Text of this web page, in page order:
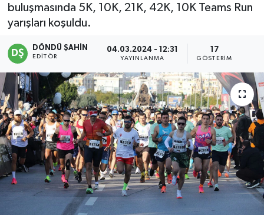
buluşmasında 5K, 10K, 21K, 42K, 10K Teams Run
yarışları koşuldu.
DÖNDÜ ŞAHİN
EDITÖR
04.03.2024 - 12:31
YAYINLANMA
17
GÖSTERIM